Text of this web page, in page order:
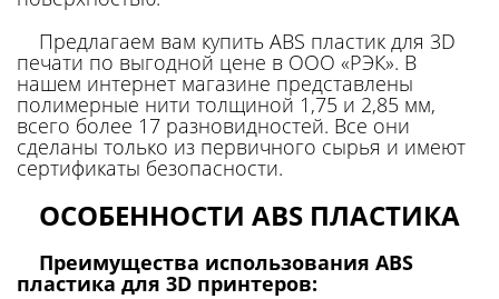
Предлагаем вам купить ABS пластик для 3D
печати по выгодной цене в ООО «РЭК». В
нашем интернет магазине представлены
полимерные нити толщиной 1,75 и 2,85 мм,
всего более 17 разновидностей. Все они
сделаны только из первичного сырья и имеют
сертификаты безопасности.
ОСОБЕННОСТИ ABS ПЛАСТИКА
Преимущества использования ABS
пластика для 3D принтеров: